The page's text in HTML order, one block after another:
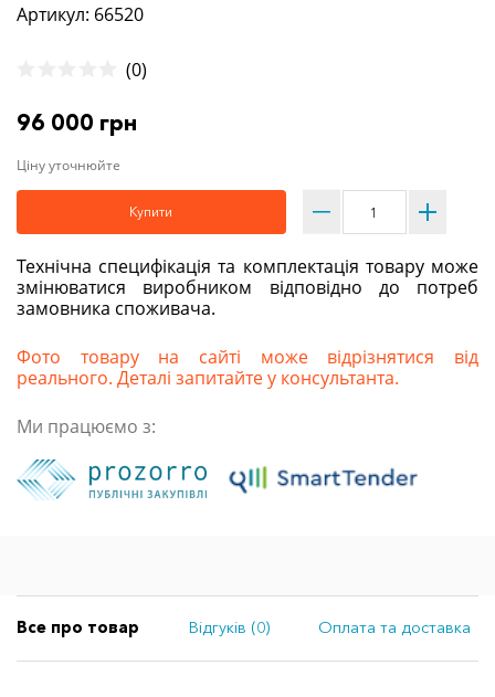
Артикул: 66520
(0)
96 000 грн
Ціну уточнюйте
Купити
Технічна специфікація та комплектація товару може
змінюватися виробником відповідно до потреб
замовника споживача.
Фото товару на сайті може відрізнятися від
реального. Деталі запитайте у консультанта.
Ми працюємо з:
Все про товар Відгуків (0) Оплата та доставка